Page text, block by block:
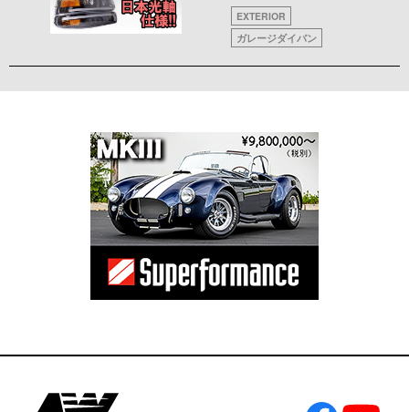
EXTERIOR
ガレージダイバン